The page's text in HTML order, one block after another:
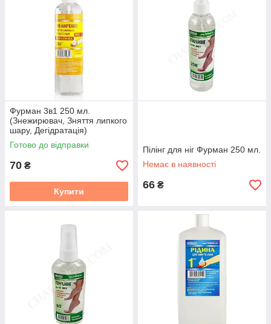
Фурман 3в1 250 мл.
(Знежирювач, Зняття липкого
шару, Дегідратація)
Готово до відправки
70 ₴
Купити
Пілінг для ніг Фурман 250 мл.
Немає в наявності
66 ₴